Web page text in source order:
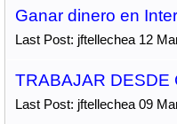
Ganar dinero en
Last Post: jftellechea 12
TRABAJAR DESDE
Last Post: jftellechea 09